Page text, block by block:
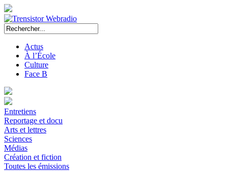
Actus
À l’École
Culture
Face B
Entretiens
Reportage et docu
Arts et lettres
Sciences
Médias
Création et fiction
Toutes les émissions